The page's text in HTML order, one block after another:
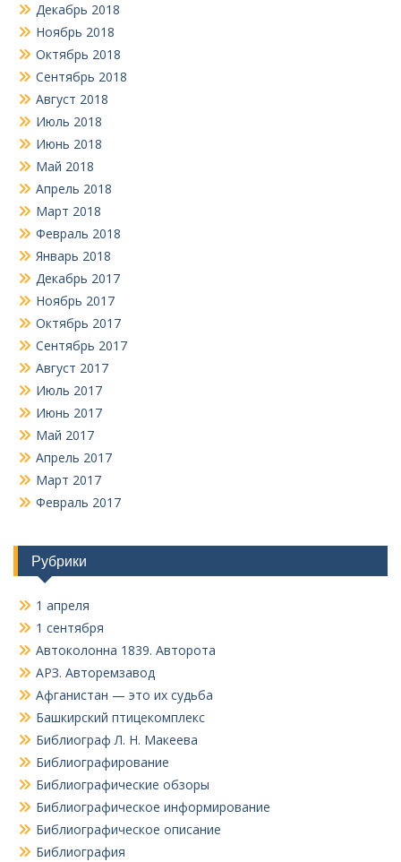
Декабрь 2018
Ноябрь 2018
Октябрь 2018
Сентябрь 2018
Август 2018
Июль 2018
Июнь 2018
Май 2018
Апрель 2018
Март 2018
Февраль 2018
Январь 2018
Декабрь 2017
Ноябрь 2017
Октябрь 2017
Сентябрь 2017
Август 2017
Июль 2017
Июнь 2017
Май 2017
Апрель 2017
Март 2017
Февраль 2017
Рубрики
1 апреля
1 сентября
Автоколонна 1839. Авторота
АРЗ. Авторемзавод
Афганистан — это их судьба
Башкирский птицекомплекс
Библиограф Л. Н. Макеева
Библиографирование
Библиографические обзоры
Библиографическое информирование
Библиографическое описание
Библиография